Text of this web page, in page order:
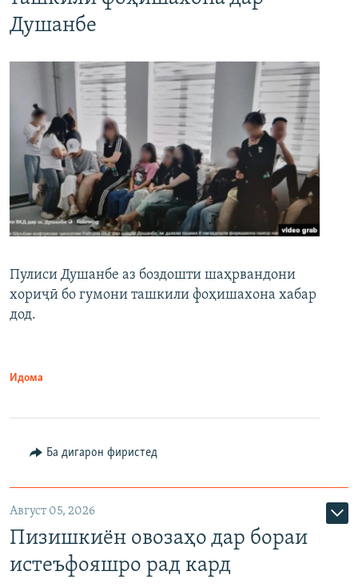
Душанбе
Пулиси Душанбе аз боздошти шаҳрвандони
хориҷӣ бо гумони ташкили фоҳишахона хабар
дод.
Идома
Ба дигарон фиристед
Август 05, 2026
Пизишкиён овозаҳо дар бораи
истеъфояшро рад кард